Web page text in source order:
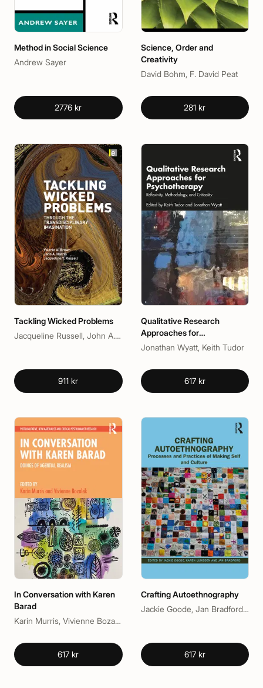
Method in Social Science
Andrew Sayer
2776 kr
Science, Order and
Creativity
David Bohm, F. David Peat
281 kr
Tackling Wicked Problems
Jacqueline Russell, John A. Harris, Valerie A. Brown
911 kr
Qualitative Research
Approaches for
Psychotherapy
Jonathan Wyatt, Keith Tudor
617 kr
In Conversation with Karen
Barad
Karin Murris, Vivienne Bozalek
617 kr
Crafting Autoethnography
Jackie Goode, Jan Bradford, Karen Lumsden
617 kr